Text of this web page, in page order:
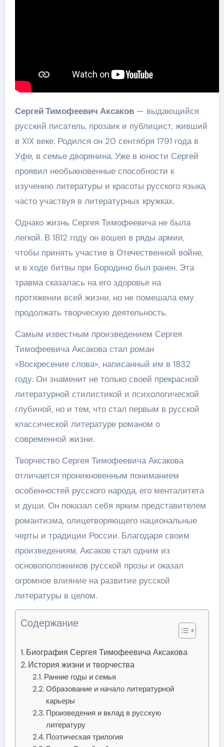
Сергей Тимофеевич Аксаков— выдающийся
русский писатель, прозаик и публицист, живший
в XIX веке. Родился он 20 сентября 1791 года в
Уфе, в семье дворянина. Уже в юности Сергей
проявил необыкновенные способности к
изучению литературы и красоты русского языка,
часто участвуя в литературных кружках.
Однако жизнь Сергея Тимофеевича не была
легкой. В 1812 году он вошел в ряды армии,
чтобы принять участие в Отечественной войне,
и в ходе битвы при Бородино был ранен. Эта
травма сказалась на его здоровье на
протяжении всей жизни, но не помешала ему
продолжать творческую деятельность.
Самым известным произведением Сергея
Тимофеевича Аксакова стал роман
«Воскресение слова», написанный им в 1832
году. Он знаменит не только своей прекрасной
литературной стилистикой и психологической
глубиной, но и тем, что стал первым в русской
классической литературе романом о
современной жизни.
Творчество Сергея Тимофеевича Аксакова
отличается проникновенным пониманием
особенностей русского народа, его менталитета
и души. Он показал себя ярким представителем
романтизма, олицетворяющего национальные
черты и традиции России. Благодаря своим
произведениям, Аксаков стал одним из
основоположников русской прозы и оказал
огромное влияние на развитие русской
литературы в целом.
Содержание
Биография Сергея Тимофеевича Аксакова
История жизни и творчества
Ранние годы и семья
Образование и начало литературной
карьеры
Произведения и вклад в русскую
литературу
Поэтическая трилогия